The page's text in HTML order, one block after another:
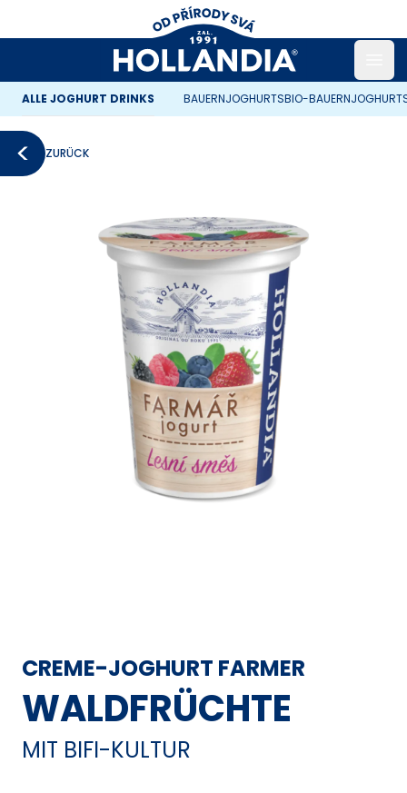
ALLE JOGHURT DRINKS BAUERNJOGHURTSBIO-
ZURÜCK
CREME-JOGHURT FARMER
WALDFRÜCHTE
MIT BIFI-KULTUR